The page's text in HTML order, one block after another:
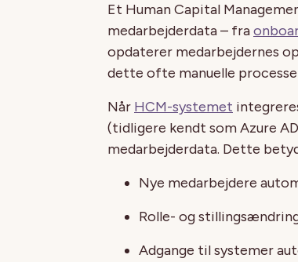
Et Human Capital
medarbejderdata – fra
opdaterer medarbejdernes
dette ofte manuelle
Når HCM-systemet
(tidligere kendt som Azure
medarbejderdata. Dette
Nye medarbejdere
Rolle- og
Adgange til systemer